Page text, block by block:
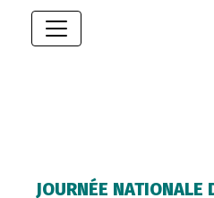
JOURNÉE NATIONALE